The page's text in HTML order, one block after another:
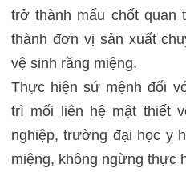
trở thành mấu chốt quan
thành đơn vị sản xuất
vệ sinh răng miệng.
Thực hiện sứ mệnh đối
trì mối liên hệ mật thiết
nghiệp, trường đại học y
miệng, không ngừng thực